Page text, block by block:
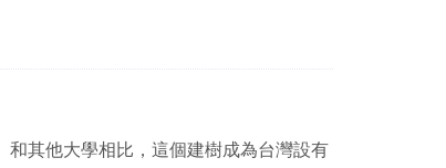
其他大學相比，這個建樹成為台灣設有